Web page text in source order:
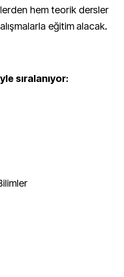
hem teorik dersler
eğitim alacak.
sıralanıyor: